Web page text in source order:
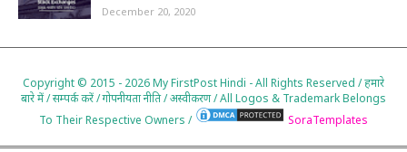
December 20, 2020
Copyright © 2015 - 2026My FirstPost Hindi - All Rights Reserved /हमारे
बारे में/सम्पर्क करें/गोपनीयता नीति/अस्वीकरण/All Logos & Trademark Belongs
To Their Respective Owners /
SoraTemplates